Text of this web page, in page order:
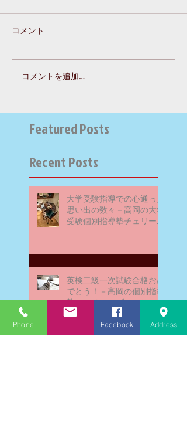
コメント
コメントを追加…
Featured Posts
Recent Posts
大学受験指導での心通った
思い出の数々－高岡の大学
受験個別指導塾チェリー・
英検二級一次試験合格おめ
でとう！－高岡の個別指導
塾チェリー・ブロッサム
Phone Facebook Address